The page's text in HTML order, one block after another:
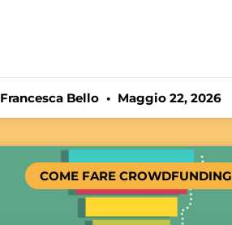
Francesca Bello Maggio 22, 2026
COME FARE CROWDFUNDING